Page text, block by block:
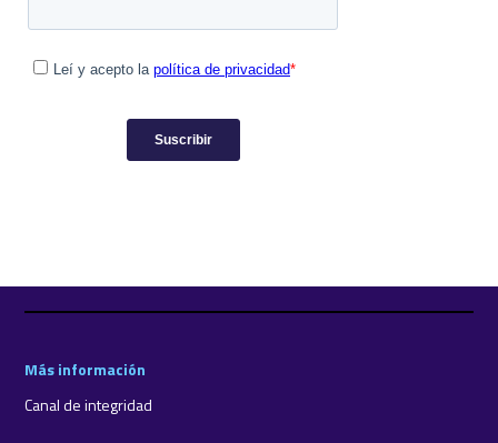
Más información
Canal de integridad